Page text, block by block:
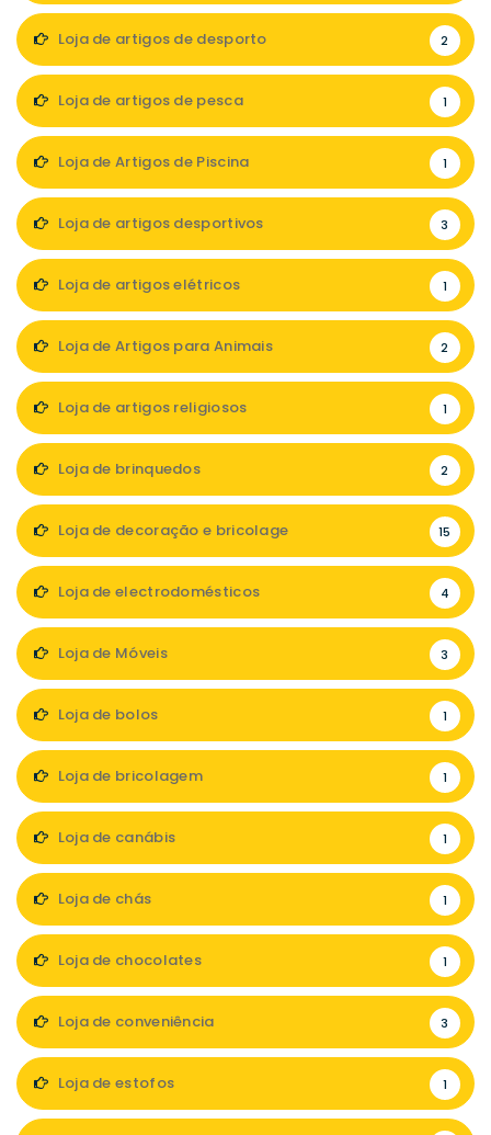
Loja de artigos de desporto 2
Loja de artigos de pesca 1
Loja de Artigos de Piscina 1
Loja de artigos desportivos 3
Loja de artigos elétricos 1
Loja de Artigos para Animais 2
Loja de artigos religiosos 1
Loja de brinquedos 2
Loja de decoração e bricolage 15
Loja de electrodomésticos 4
Loja de Móveis 3
Loja de bolos 1
Loja de bricolagem 1
Loja de canábis 1
Loja de chás 1
Loja de chocolates 1
Loja de conveniência 3
Loja de estofos 1